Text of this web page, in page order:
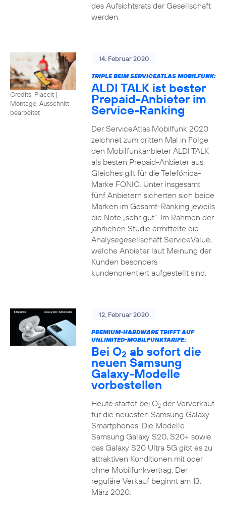
des Aufsichtsrats der Gesellschaft
werden.
Credits: Placeit |
Montage, Ausschnitt
bearbeitet
14. Februar 2020
TRIPLE BEIM SERVICEATLAS MOBILFUNK:
ALDI TALK ist bester
Prepaid-Anbieter im
Service-Ranking
Der ServiceAtlas Mobilfunk 2020
zeichnet zum dritten Mal in Folge
den Mobilfunkanbieter ALDI TALK
als besten Prepaid-Anbieter aus.
Gleiches gilt für die Telefónica-
Marke FONIC. Unter insgesamt
fünf Anbietern sicherten sich beide
Marken im Gesamt-Ranking jeweils
die Note „sehr gut“. Im Rahmen der
jährlichen Studie ermittelte die
Analysegesellschaft ServiceValue,
welche Anbieter laut Meinung der
Kunden besonders
kundenorientiert aufgestellt sind.
12. Februar 2020
PREMIUM-HARDWARE TRIFFT AUF
UNLIMITED-MOBILFUNKTARIFE:
Bei O2 ab sofort die
neuen Samsung
Galaxy-Modelle
vorbestellen
Heute startet bei O2der Vorverkauf
für die neuesten Samsung Galaxy
Smartphones. Die Modelle
Samsung Galaxy S20, S20+ sowie
das Galaxy S20 Ultra 5G gibt es zu
attraktiven Konditionen mit oder
ohne Mobilfunkvertrag. Der
reguläre Verkauf beginnt am 13.
März 2020.